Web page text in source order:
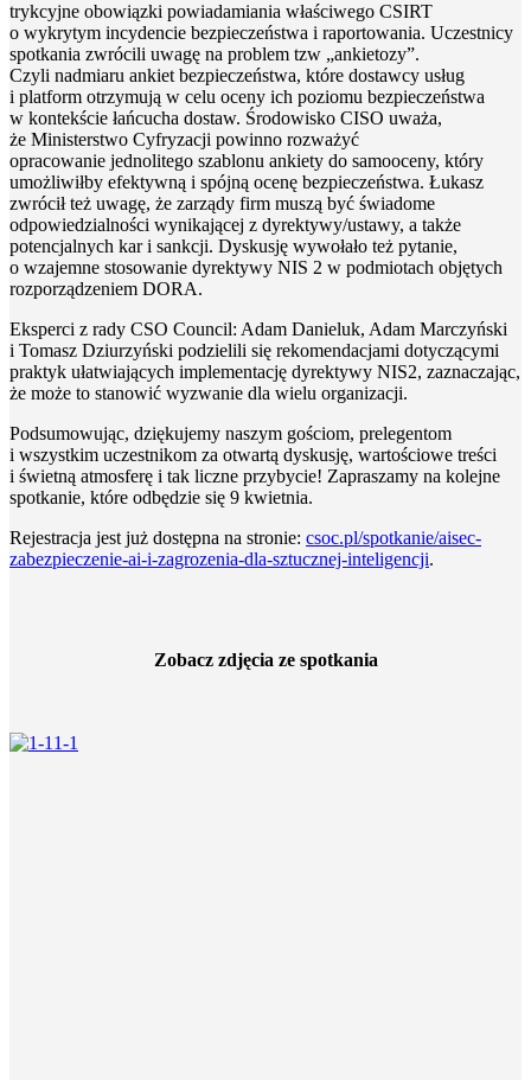
trykcyjne obowiązki powiadamiania właściwego CSIRT
o wykrytym incydencie bezpieczeństwa i raportowania. Uczestnicy
spotkania zwrócili uwagę na problem tzw „ankietozy”.
Czyli nadmiaru ankiet bezpieczeństwa, które dostawcy usług
i platform otrzymują w celu oceny ich poziomu bezpieczeństwa
w kontekście łańcucha dostaw. Środowisko CISO uważa,
że Ministerstwo Cyfryzacji powinno rozważyć
opracowanie jednolitego szablonu ankiety do samooceny, który
umożliwiłby efektywną i spójną ocenę bezpieczeństwa. Łukasz
zwrócił też uwagę, że zarządy firm muszą być świadome
odpowiedzialności wynikającej z dyrektywy/ustawy, a także
potencjalnych kar i sankcji. Dyskusję wywołało też pytanie,
o wzajemne stosowanie dyrektywy NIS 2 w podmiotach objętych
rozporządzeniem DORA.
Eksperci z rady CSO Council: Adam Danieluk, Adam Marczyński
i Tomasz Dziurzyński podzielili się rekomendacjami dotyczącymi
praktyk ułatwiających implementację dyrektywy NIS2, zaznaczając,
że może to stanowić wyzwanie dla wielu organizacji.
Podsumowując, dziękujemy naszym gościom, prelegentom
i wszystkim uczestnikom za otwartą dyskusję, wartościowe treści
i świetną atmosferę i tak liczne przybycie! Zapraszamy na kolejne
spotkanie, które odbędzie się 9 kwietnia.
Rejestracja jest już dostępna na stronie: csoc.pl/spotkanie/aisec-
zabezpieczenie-ai-i-zagrozenia-dla-sztucznej-inteligencji.
Zobacz zdjęcia ze spotkania
1-1